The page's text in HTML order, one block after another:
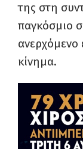
της στη
παγκόσμιο
ανερχόμενο
κίνημα.